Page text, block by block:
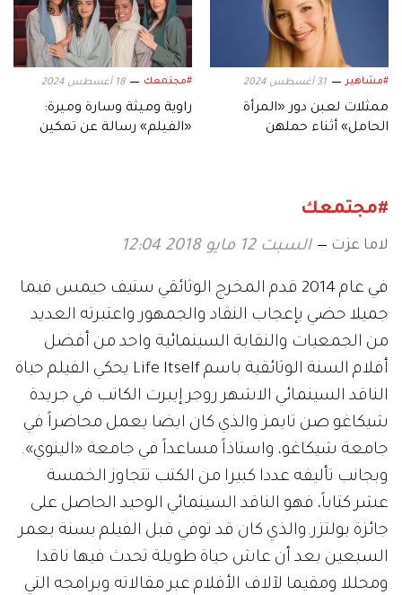
#مشاهير 31 أغسطس 2024
ممثلات لعبن دور «المرأة
الحامل» أثناء حملهن
#مجتمعك 18 أغسطس 2024
راوية وميثة وسارة وميرة:
«الفيلم» رسالة عن تمكين
#مجتمعك
لاما عزت السبت 12 مايو 2018 12:04
في عام 2014 قدم المخرج الوثائقي ستيف جيمس فيما
جميلا حضي بإعجاب النقاد والجمهور واعتبرته العديد
من الجمعيات والنقابة السينمائية واحد من أفضل
أفلام السنة الوثائقية باسم Life Itself يحكي الفيلم حياة
الناقد السينمائي الاشهر روجر إيبرت الكاتب في جريدة
شيكاغو صن تايمز والذي كان ايضا يعمل محاضراً في
جامعة شيكاغو، واستاذاً مساعداً في جامعة «الينوي».
وبجانب تأليفه عددا كبيرا من الكتب تتجاوز الخمسة
عشر كتاباً، فهو الناقد السينمائي الوحيد الحاصل على
جائزة بولتزر.والذي كان قد توفي قبل الفيلم بسنة بعمر
السبعين بعد أن عاش حياة طويلة تحدث فيها ناقدا
ومحللا ومقيما لآلاف الأفلام عبر مقالاته وبرامجه التي